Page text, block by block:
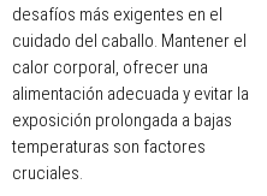
desafíos más exigentes en el
cuidado del caballo. Mantener el
calor corporal, ofrecer una
alimentación adecuada y evitar la
exposición prolongada a bajas
temperaturas son factores
cruciales.